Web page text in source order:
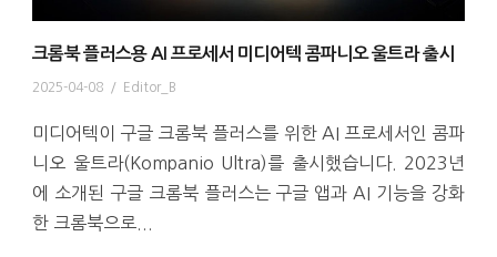
크롬북 플러스용 AI 프로세서 미디어텍 콤파니오 울트라 출시
2025-04-08 / Editor_B
미디어텍이 구글 크롬북 플러스를 위한 AI 프로세서인 콤파
니오 울트라(Kompanio Ultra)를 출시했습니다. 2023년
에 소개된 구글 크롬북 플러스는 구글 앱과 AI 기능을 강화
한 크롬북으로...